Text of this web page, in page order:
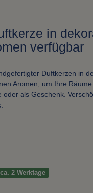
in
verfügbar
Duftkerzen in
Aromen, um Ihre
oder als Geschenk.
2 Werktage